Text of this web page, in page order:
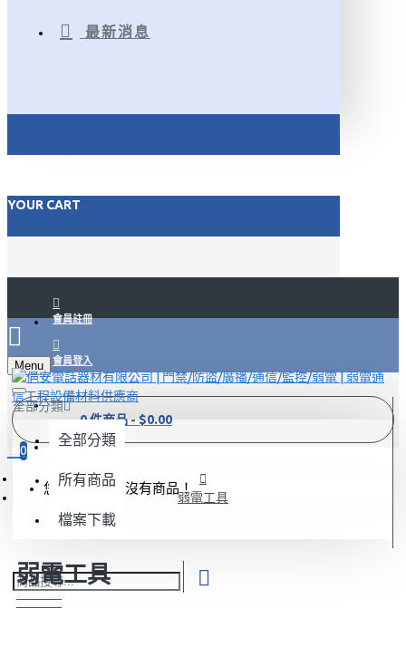
最新消息
YOUR CART
會員註冊
會員登入
FACEBOOK
LINE@
Menu
0 件商品 - $0.00
0
您的需求單內沒有商品！
全部分類
全部分類
所有商品
檔案下載
弱電工具
弱電工具